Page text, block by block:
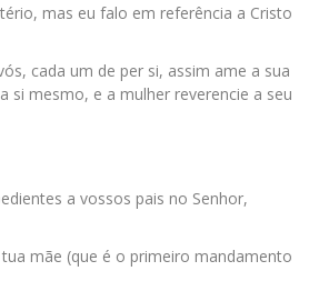
mas eu falo em referência a Cristo
cada um de per si, assim ame a sua
si mesmo, e a mulher reverencie a seu
a vossos pais no Senhor,
mãe (que é o primeiro mandamento